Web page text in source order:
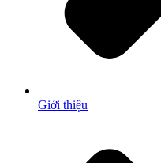
Giới thiệu